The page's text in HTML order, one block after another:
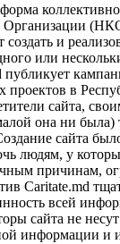
Организации
и
или
проектов в
сайта,
она ни была)
сайта
людям, у
причинам,
Caritate.md
всей
сайта не несут
информации и